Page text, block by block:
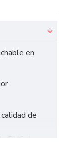
en
de
PVC de